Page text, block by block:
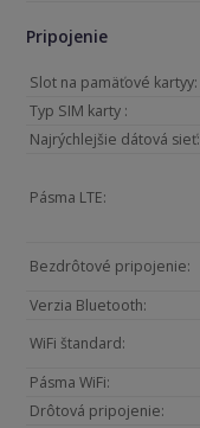
Pripojenie
Slot na pamäťové kartyy:
Typ SIM karty :
Najrýchlejšie dátová sieť:
Pásma LTE:
Bezdrôtové pripojenie:
Verzia Bluetooth:
WiFi štandard:
Pásma WiFi:
Drôtová pripojenie: